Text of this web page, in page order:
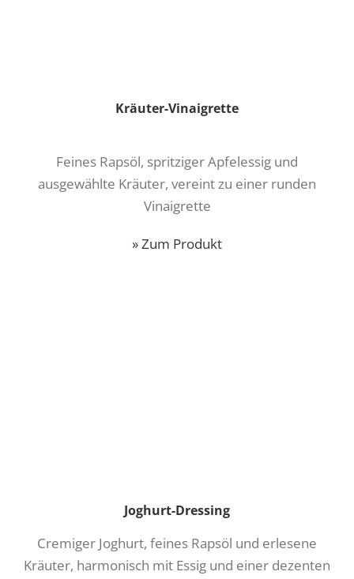
Kräuter-Vinaigrette
Feines Rapsöl, spritziger Apfelessig und
ausgewählte Kräuter, vereint zu einer runden
Vinaigrette
» Zum Produkt
Joghurt-Dressing
Cremiger Joghurt, feines Rapsöl und erlesene
Kräuter, harmonisch mit Essig und einer dezenten